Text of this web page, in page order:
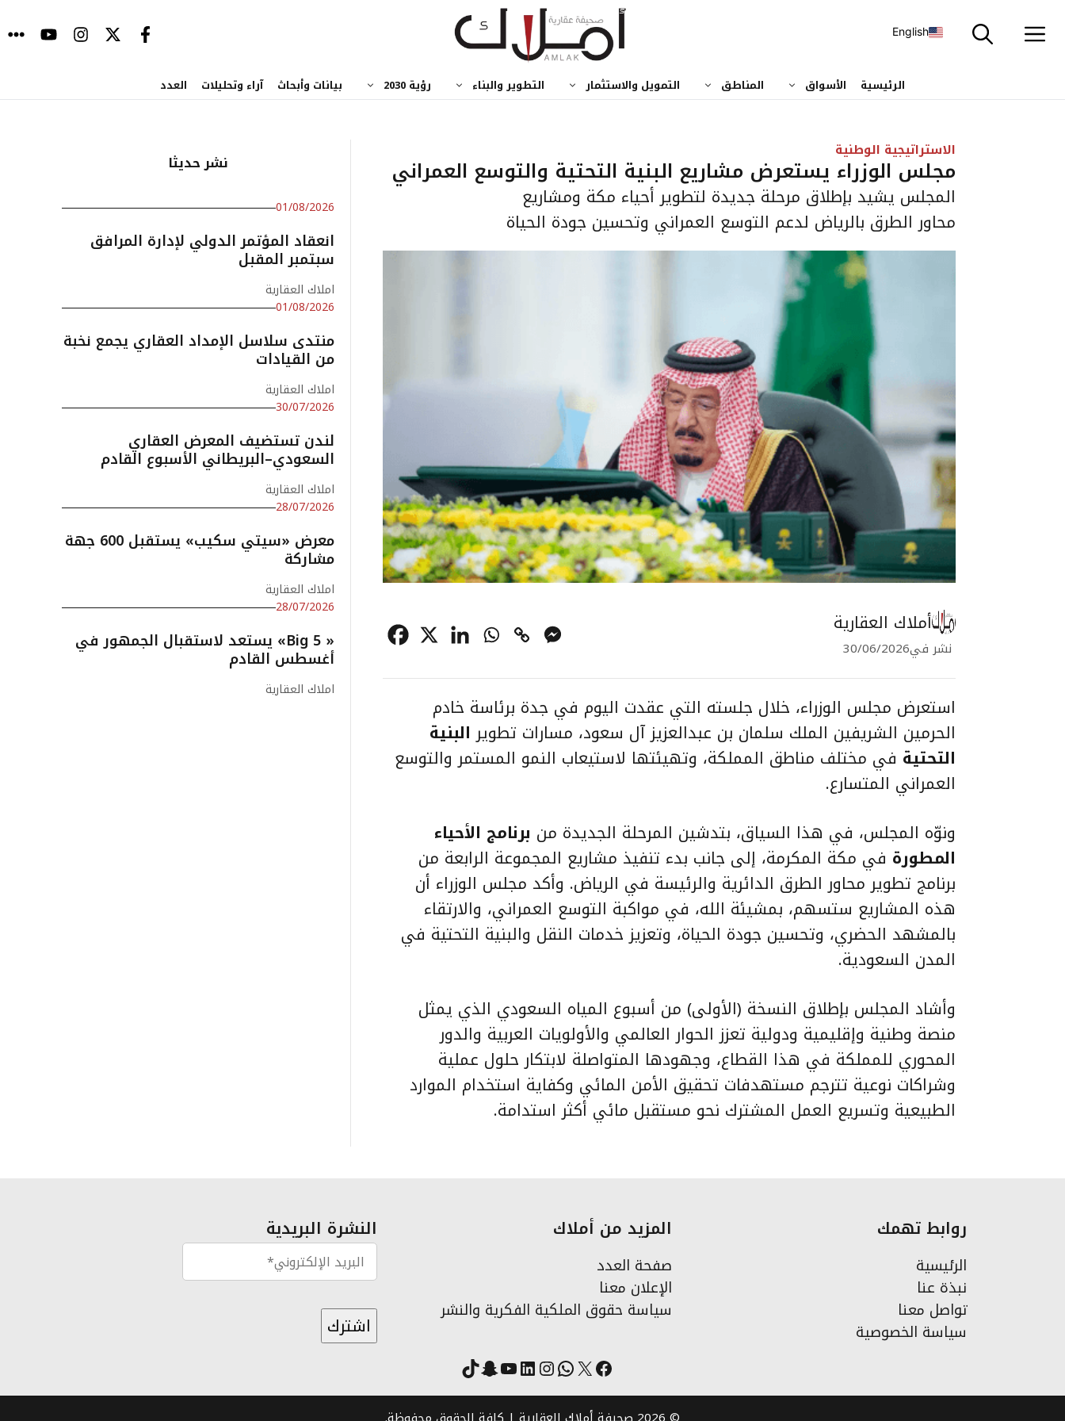
إلى
English
الرئيسية الأسواق المناطق التمويل والاستثمار التطوير والبناء رؤية 2030 بيانات وأبحاث آراء وتحليلات العدد
الاستراتيجية الوطنية
مجلس الوزراء يستعرض مشاريع البنية التحتية والتوسع العمراني
المجلس يشيد بإطلاق مرحلة جديدة لتطوير أحياء مكة ومشاريع
محاور الطرق بالرياض لدعم التوسع العمراني وتحسين جودة الحياة
أملاك العقارية
نشر في30/06/2026
استعرض مجلس الوزراء، خلال جلسته التي عقدت اليوم في جدة برئاسة خادم
الحرمين الشريفين الملك سلمان بن عبدالعزيز آل سعود، مسارات تطوير البنية
التحتية في مختلف مناطق المملكة، وتهيئتها لاستيعاب النمو المستمر والتوسع
العمراني المتسارع.
ونوّه المجلس، في هذا السياق، بتدشين المرحلة الجديدة من برنامج الأحياء
المطورة في مكة المكرمة، إلى جانب بدء تنفيذ مشاريع المجموعة الرابعة من
برنامج تطوير محاور الطرق الدائرية والرئيسة في الرياض. وأكد مجلس الوزراء أن
هذه المشاريع ستسهم، بمشيئة الله، في مواكبة التوسع العمراني، والارتقاء
بالمشهد الحضري، وتحسين جودة الحياة، وتعزيز خدمات النقل والبنية التحتية في
المدن السعودية.
وأشاد المجلس بإطلاق النسخة (الأولى) من أسبوع المياه السعودي الذي يمثل
منصة وطنية وإقليمية ودولية تعزز الحوار العالمي والأولويات العربية والدور
المحوري للمملكة في هذا القطاع، وجهودها المتواصلة لابتكار حلول عملية
وشراكات نوعية تترجم مستهدفات تحقيق الأمن المائي وكفاية استخدام الموارد
الطبيعية وتسريع العمل المشترك نحو مستقبل مائي أكثر استدامة.
نشر حديثا
01/08/2026
انعقاد المؤتمر الدولي لإدارة المرافق
سبتمبر المقبل
املاك العقارية
01/08/2026
منتدى سلاسل الإمداد العقاري يجمع نخبة
من القيادات
املاك العقارية
30/07/2026
لندن تستضيف المعرض العقاري
السعودي–البريطاني الأسبوع القادم
املاك العقارية
28/07/2026
معرض «سيتي سكيب» يستقبل 600 جهة
مشاركة
املاك العقارية
28/07/2026
« Big 5» يستعد لاستقبال الجمهور في
أغسطس القادم
املاك العقارية
روابط تهمك
الرئيسية
نبذة عنا
تواصل معنا
سياسة الخصوصية
المزيد من أملاك
صفحة العدد
الإعلان معنا
سياسة حقوق الملكية الفكرية والنشر
النشرة البريدية
فيسبوك
X واتساب
انستقرام
لينكد إنيوتيوب
سناب شات
تيك توك